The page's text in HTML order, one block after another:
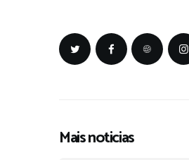
Mais noticias